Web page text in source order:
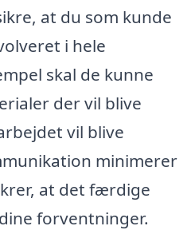
at du som kunde
i hele
skal de kunne
der vil blive
vil blive
minimerer
at det færdige
forventninger.